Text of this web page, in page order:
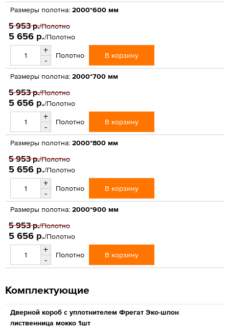
Размеры полотна: 2000*600 мм
5 953 р./Полотно
5 656 р./Полотно
+
-
Полотно В корзину
Размеры полотна: 2000*700 мм
5 953 р./Полотно
5 656 р./Полотно
+
-
Полотно В корзину
Размеры полотна: 2000*800 мм
5 953 р./Полотно
5 656 р./Полотно
+
-
Полотно В корзину
Размеры полотна: 2000*900 мм
5 953 р./Полотно
5 656 р./Полотно
+
-
Полотно В корзину
Комплектующие
Дверной короб с уплотнителем Фрегат Эко-шпон
лиственница мокко 1шт